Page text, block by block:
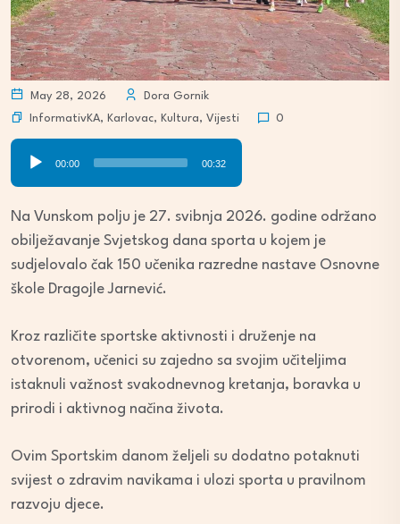
May 28, 2026
Dora Gornik
InformativKA, Karlovac, Kultura, Vijesti 0
00:00 00:32
Na Vunskom polju je 27. svibnja 2026. godine održano
obilježavanje Svjetskog dana sporta u kojem je
sudjelovalo čak 150 učenika razredne nastave Osnovne
škole Dragojle Jarnević.
Kroz različite sportske aktivnosti i druženje na
otvorenom, učenici su zajedno sa svojim učiteljima
istaknuli važnost svakodnevnog kretanja, boravka u
prirodi i aktivnog načina života.
Ovim Sportskim danom željeli su dodatno potaknuti
svijest o zdravim navikama i ulozi sporta u pravilnom
razvoju djece.